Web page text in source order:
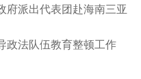
派出代表团赴海南三亚
政法队伍教育整顿工作